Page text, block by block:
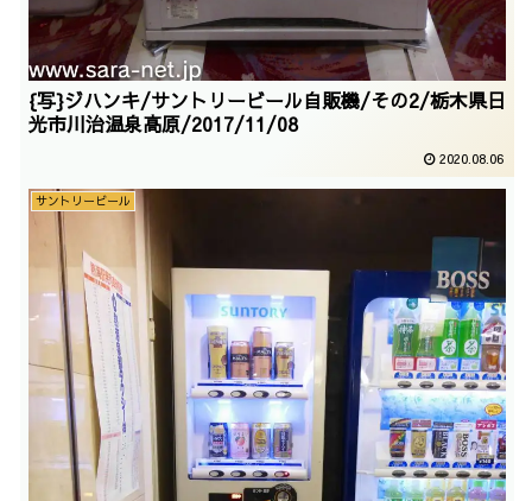
{写}ジハンキ/サントリービール自販機/その2/栃木県日
光市川治温泉高原/2017/11/08
2020.08.06
サントリービール